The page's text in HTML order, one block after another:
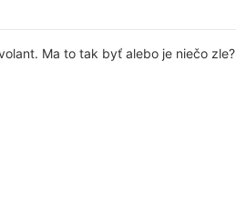
Ma to tak byť alebo je niečo zle?